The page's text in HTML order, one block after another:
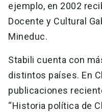
ejemplo, en 2002
Docente y Cultural
Mineduc.
Stabili cuenta con
distintos países. En
publicaciones
“Historia política de